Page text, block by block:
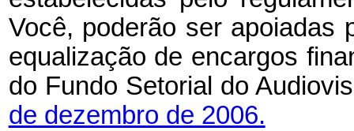
Você, poderão ser apoiadas
equalização de encargos
do Fundo Setorial do
de dezembro de 2006.